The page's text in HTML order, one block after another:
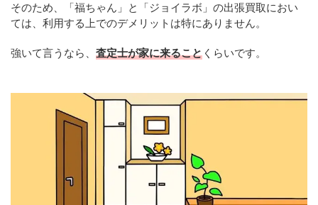
そのため、「福ちゃん」と「ジョイラボ」の出張買取におい
ては、利用する上でのデメリットは特にありません。
強いて言うなら、 査定士が家に来ること くらいです。